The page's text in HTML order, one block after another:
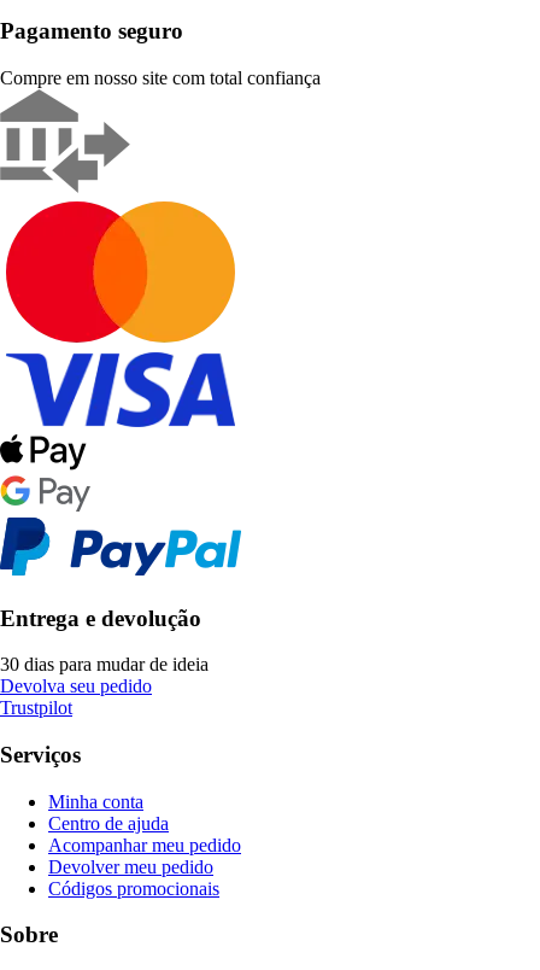
Pagamento seguro
Compre em nosso site com total confiança
Entrega e devolução
30 dias para mudar de ideia
Devolva seu pedido
Trustpilot
Serviços
Minha conta
Centro de ajuda
Acompanhar meu pedido
Devolver meu pedido
Códigos promocionais
Sobre